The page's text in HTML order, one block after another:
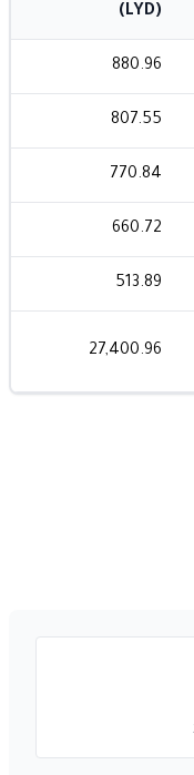
(LYD)
880.96
807.55
770.84
660.72
513.89
27,400.96